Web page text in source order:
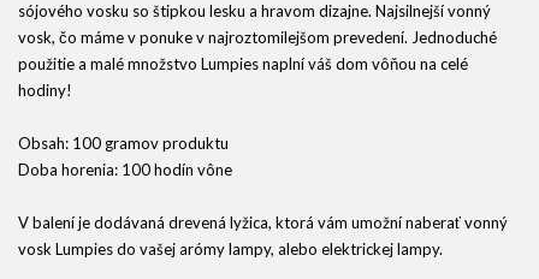
sójového vosku so štipkou lesku a hravom dizajne. Najsilnejší vonný
vosk, čo máme v ponuke v najroztomilejšom prevedení. Jednoduché
použitie a malé množstvo Lumpies naplní váš dom vôňou na celé
hodiny!
Obsah: 100 gramov produktu
Doba horenia: 100 hodín vône
V balení je dodávaná drevená lyžica, ktorá vám umožní naberať vonný
vosk Lumpies do vašej arómy lampy, alebo elektrickej lampy.